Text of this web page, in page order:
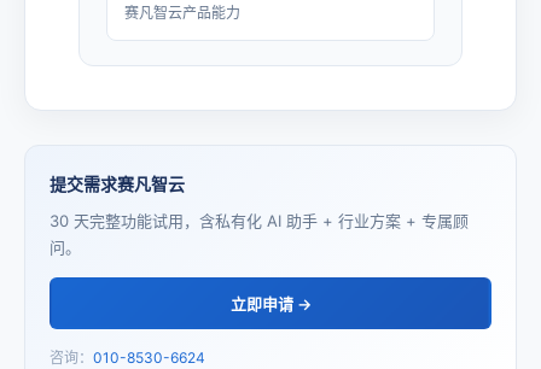
赛凡智云产品能力
提交需求赛凡智云
30 天完整功能试用，含私有化 AI 助手 + 行业方案 + 专属顾
问。
立即申请 →
咨询： 010-8530-6624